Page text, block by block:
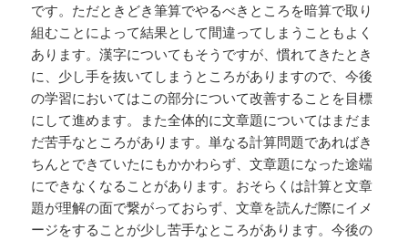
です。ただときどき筆算でやるべきところを暗算で取り
組むことによって結果として間違ってしまうこともよく
あります。漢字についてもそうですが、慣れてきたとき
に、少し手を抜いてしまうところがありますので、今後
の学習においてはこの部分について改善することを目標
にして進めます。また全体的に文章題についてはまだま
だ苦手なところがあります。単なる計算問題であればき
ちんとできていたにもかかわらず、文章題になった途端
にできなくなることがあります。おそらくは計算と文章
題が理解の面で繋がっておらず、文章を読んだ際にイメ
ージをすることが少し苦手なところがあります。今後の